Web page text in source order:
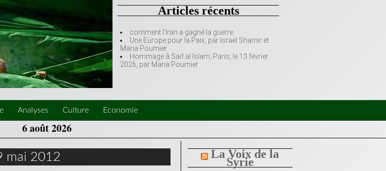
Articles récents
comment l’Iran a gagné la guerre
Une Europe pour la Paix, par Israël Shamir et
Maria Poumier
Hommage à Saif al Islam, Paris, le 13 février
2026, par Maria Poumier
Analyses Culture Economie
6 août 2026
La Voix de la
Syrie
mai 2012